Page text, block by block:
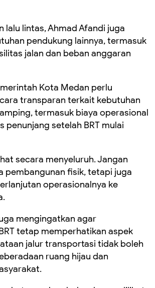
lalu lintas, Ahmad Afandi juga
pendukung lainnya, termasuk
jalan dan beban anggaran
Kota Medan perlu
transparan terkait kebutuhan
termasuk biaya operasional
penunjang setelah BRT mulai
secara menyeluruh. Jangan
pembangunan fisik, tetapi juga
operasionalnya ke
mengingatkan agar
tetap memperhatikan aspek
jalur transportasi tidak boleh
ruang hijau dan